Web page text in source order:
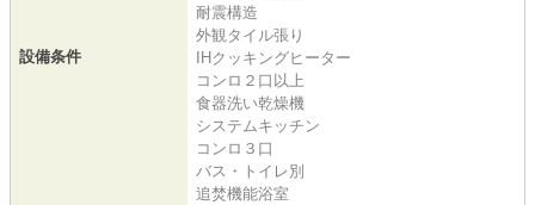
設備条件
耐震構造
外観タイル張り
IHクッキングヒーター
コンロ２口以上
食器洗い乾燥機
システムキッチン
コンロ３口
バス・トイレ別
追焚機能浴室